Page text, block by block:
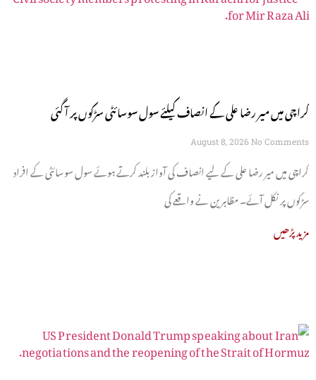
کراچی میں میر رضا علی کے انصاف کیلئے سول سوسائٹی سڑکوں پر آ گئی
August 8, 2026 No Comments
کراچی میں میر رضا علی کے لیے انصاف کی آواز بلند کرتے ہوئے سول سوسائٹی کے افراد
سڑکوں پر نکل آئے۔ مظاہرین نے واقعے کی
مزید پڑھیں